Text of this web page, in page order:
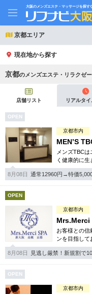
大阪のメンズエステ・マッサージを探す
京都エリア
現在地から探す
21時以降も受付
初回割引あり
団体割引
キャッシュレス決済OK
2名様歓迎
完全個室
ペアルームあり
フットバスあり
専用駐車場あり
京都の メンズエステ・リラクゼ
店舗リスト リアルタ
OPEN
京都市内
MEN’S
メンズTBC
く健康的に
めています。
ースは必見で
8月08日 通常12960円→特価
OPEN
京都市内
Mrs.Merci
お客様との信
ンを目指して
ピストを厳選
8月08日
見逃し厳禁！新規割で
OPEN
京都市内